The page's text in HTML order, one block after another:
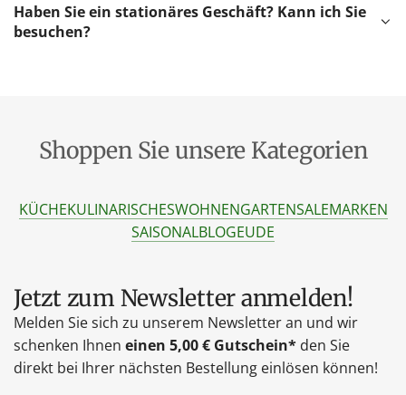
Haben Sie ein stationäres Geschäft? Kann ich Sie
besuchen?
Shoppen Sie unsere Kategorien
KÜCHEKULINARISCHESWOHNENGARTENSALEMARKEN
SAISONALBLOGEUDE
Jetzt zum Newsletter anmelden!
Melden Sie sich zu unserem Newsletter an und wir
schenken Ihnen einen 5,00 € Gutschein* den Sie
direkt bei Ihrer nächsten Bestellung einlösen können!